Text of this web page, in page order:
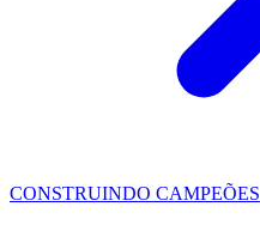
CONSTRUINDO CAMPEÕES